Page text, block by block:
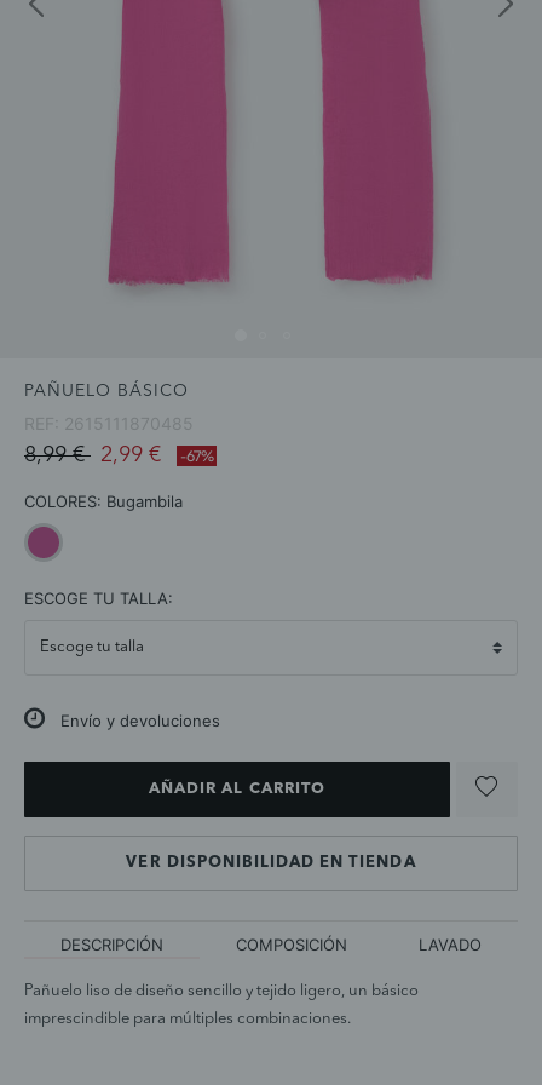
PAÑUELO BÁSICO
REF: 2615111870485
Price reduced from
8,99 €to2,99 € -67%
COLORES: Bugambila
ESCOGE TU TALLA:
Envío y devoluciones
AÑADIR AL CARRITO
VER DISPONIBILIDAD EN TIENDA
DESCRIPCIÓN COMPOSICIÓN LAVADO
Pañuelo liso de diseño sencillo y tejido ligero, un básico
imprescindible para múltiples combinaciones.